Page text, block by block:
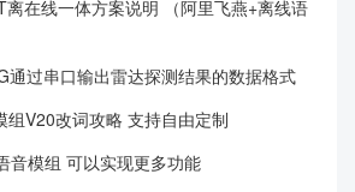
离在线一体方案说明 （阿里飞燕+离线语
通过串口输出雷达探测结果的数据格式
组V20改词攻略 支持自由定制
音模组 可以实现更多功能